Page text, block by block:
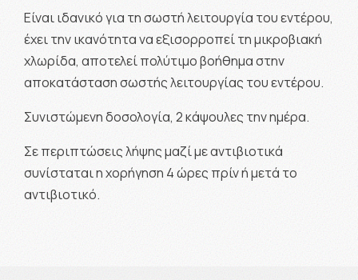
Είναι ιδανικό για τη σωστή λειτουργία του εντέρου,
έχει την ικανότητα να εξισορροπεί τη μικροβιακή
χλωρίδα, αποτελεί πολύτιμο βοήθημα στην
αποκατάσταση σωστής λειτουργίας του εντέρου.
Συνιστώμενη δοσολογία, 2 κάψουλες την ημέρα.
Σε περιπτώσεις λήψης μαζί με αντιβιοτικά
συνίσταται η χορήγηση 4 ώρες πρίν ή μετά το
αντιβιοτικό.